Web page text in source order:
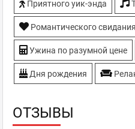
Приятного уик-энда
Романтического свидания
Ужина по разумной цене
Дня рождения
ОТЗЫВЫ